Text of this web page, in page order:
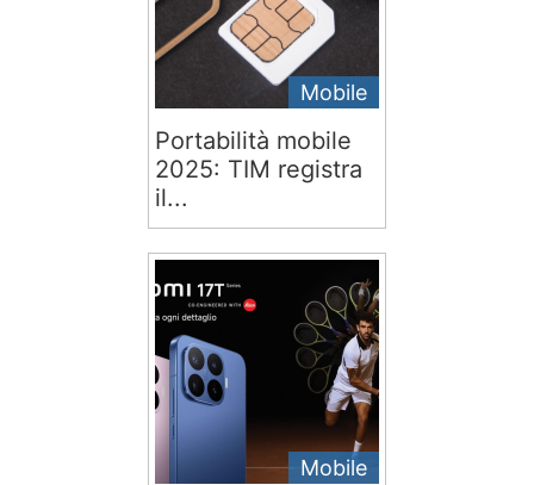
Mobile
Portabilità mobile
2025: TIM registra
il...
Mobile